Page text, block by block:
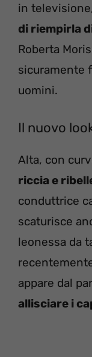
in
di riempirla
Roberta
sicuramente
uomini.
Il nuovo
Alta, con
riccia e
conduttrice
scaturisce
leonessa da
appare dal
allisciare i